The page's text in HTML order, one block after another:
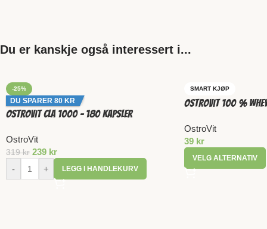
Du er kanskje også interessert i...
-25%
DU SPARER 80 KR
OstroVit CLA 1000 – 180 Kapsler
OstroVit
319kr 239 kr
-
+ LEGG I HANDLEKURV
SMART KJØP
OstroVit 100 %
OstroVit
39 kr
VELG ALTERNATIV